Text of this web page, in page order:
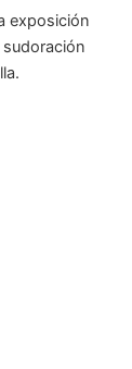
exposición